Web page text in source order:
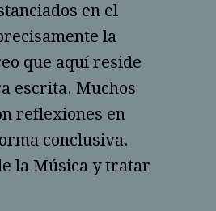
en el
la
que aquí reside
escrita. Muchos
reflexiones en
conclusiva.
la Música y tratar